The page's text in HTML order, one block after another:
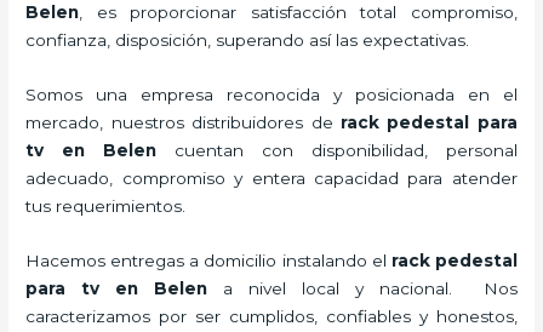
Belen , es proporcionar satisfacción total compromiso,
confianza, disposición, superando así las expectativas.
Somos una empresa reconocida y posicionada en el
mercado, nuestros distribuidores de rack pedestal para
tv en Belen cuentan con disponibilidad, personal
adecuado, compromiso y entera capacidad para atender
tus requerimientos.
Hacemos entregas a domicilio instalando el rack pedestal
para tv en Belen a nivel local y nacional.
Nos
caracterizamos por ser cumplidos, confiables y honestos,